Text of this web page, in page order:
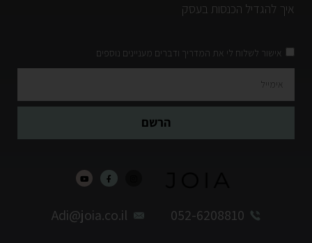
איך להגדיל הכנסות בעסק
אישור לשלוח לי את המדריך ודברים מעניינים נוספים
הרשם
052-6208810
Adi@joia.co.il